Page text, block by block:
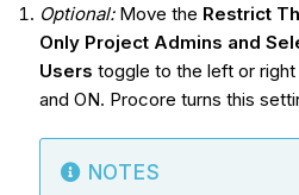
Optional: Move the Restrict
Only Project Admins and
Users toggle to the left or
and ON. Procore turns this
NOTES